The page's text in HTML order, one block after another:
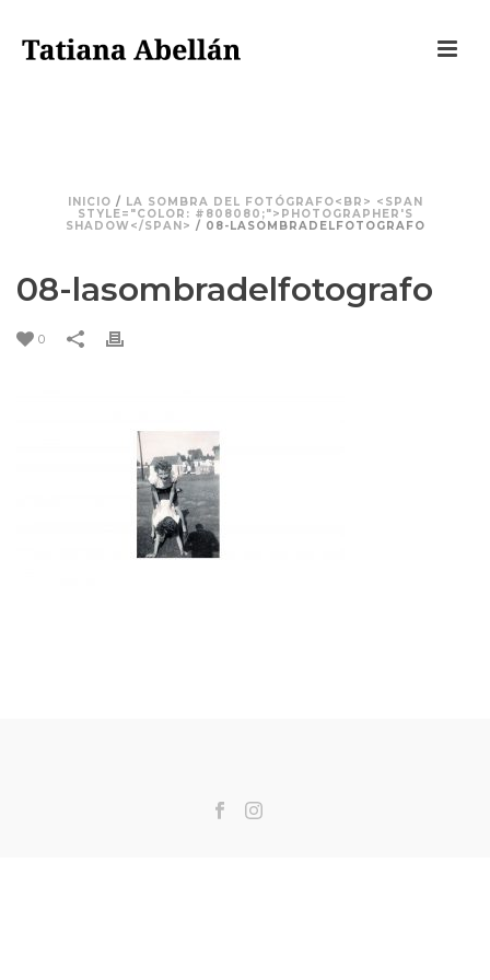
INICIO / LA SOMBRA DEL FOTÓGRAFO<BR> <SPAN
STYLE="COLOR: #808080;">PHOTOGRAPHER'S
SHADOW</SPAN> / 08-LASOMBRADELFOTOGRAFO
08-lasombradelfotografo
0